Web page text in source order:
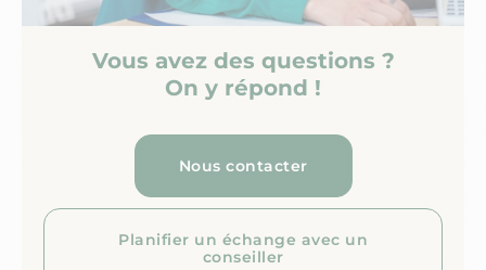
Vous avez des questions ?
On y répond !
Nous contacter
Planifier un échange avec un
conseiller